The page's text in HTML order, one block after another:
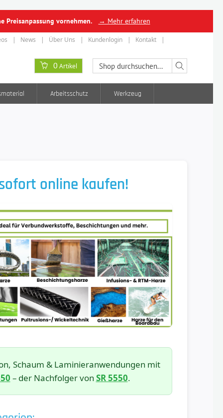
Preisanpassung vornehmen. → Mehr erfahren
News Über Uns Kundenlogin Kontakt
0 Artikel
Arbeitsschutz Werkzeug
online kaufen!
Schaum & Laminieranwendungen mit
– der Nachfolger von SR 5550.